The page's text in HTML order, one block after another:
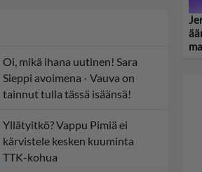
Oi, mikä ihana uutinen! Sara
Sieppi avoimena - Vauva on
tainnut tulla tässä isäänsä!
Yllätyitkö? Vappu Pimiä ei
kärvistele kesken kuuminta
TTK-kohua